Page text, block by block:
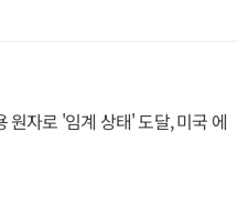
원자로 '임계 상태' 도달, 미국 에